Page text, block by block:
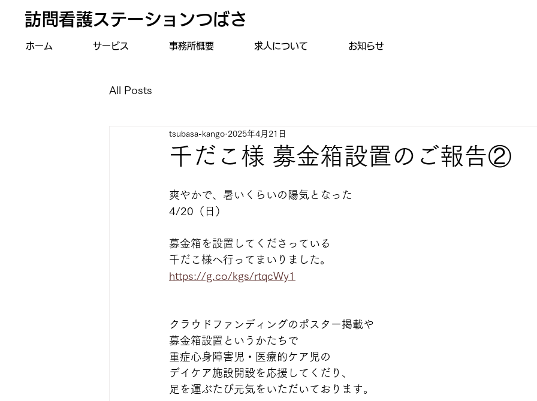
訪問看護ステーションつばさ
ホーム サービス 事務所概要 求人について お知らせ
All Posts
千だこ様 募金箱設置のご報告②
tsubasa-kango 2025年4月21日
爽やかで、暑いくらいの陽気となった
4/20（日）
募金箱を設置してくださっている
千だこ様へ行ってまいりました。
https://g.co/kgs/rtqcWy1
クラウドファンディングのポスター掲載や
募金箱設置というかたちで
重症心身障害児・医療的ケア児の
デイケア施設開設を応援してくだり、
足を運ぶたび元気をいただいております。